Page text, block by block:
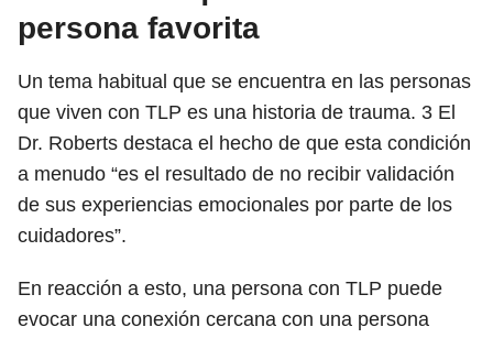
persona favorita
Un tema habitual que se encuentra en las personas
que viven con TLP es una historia de trauma. 3 El
Dr. Roberts destaca el hecho de que esta condición
a menudo “es el resultado de no recibir validación
de sus experiencias emocionales por parte de los
cuidadores”.
En reacción a esto, una persona con TLP puede
evocar una conexión cercana con una persona